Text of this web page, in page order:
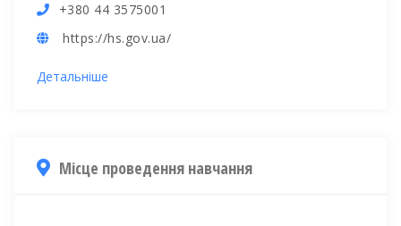
+380 44 3575001
https://hs.gov.ua/
Детальніше
Місце проведення навчання